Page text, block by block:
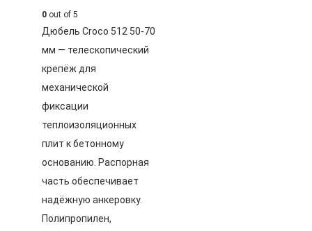
0 out of 5
Дюбель Croco 512 50-70
мм — телескопический
крепёж для
механической
фиксации
теплоизоляционных
плит к бетонному
основанию. Распорная
часть обеспечивает
надёжную анкеровку.
Полипропилен,